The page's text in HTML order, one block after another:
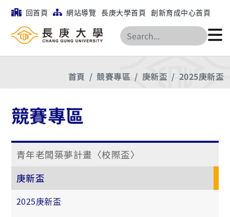
回首頁 網站導覽 長庚大學首頁 創新育成中心首頁
搜尋
首頁 競賽專區 庚新盃 2025庚新盃
競賽專區
青年老闆築夢計畫〈校際盃〉
庚新盃
2025庚新盃